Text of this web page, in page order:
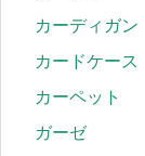
カーディガン
カードケース
カーペット
ガーゼ